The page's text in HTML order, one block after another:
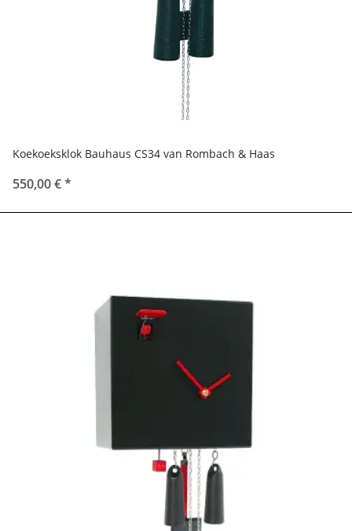
Koekoeksklok Bauhaus CS34 van Rombach & Haas
550,00 €*